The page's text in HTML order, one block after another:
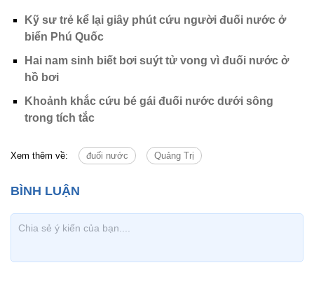
Kỹ sư trẻ kể lại giây phút cứu người đuối nước ở
biển Phú Quốc
Hai nam sinh biết bơi suýt tử vong vì đuối nước ở
hồ bơi
Khoảnh khắc cứu bé gái đuối nước dưới sông
trong tích tắc
Xem thêm về: đuối nước Quảng Trị